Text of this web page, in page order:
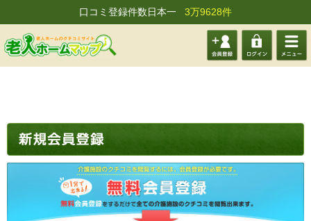
口コミ登録件数日本一 3万9628件
会員登 ログイ メニュ